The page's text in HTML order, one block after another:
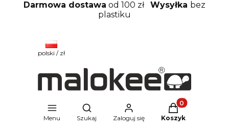
Darmowa dostawa od 100 zł Wysyłka bez
plastiku
polski / zł
Menu
Otwórz wyszukiwarkę
Szukaj Zaloguj się
Produkty w
Koszyk